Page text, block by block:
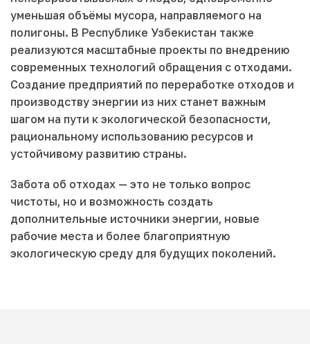
уменьшая объёмы мусора, направляемого на
полигоны. В Республике Узбекистан также
реализуются масштабные проекты по внедрению
современных технологий обращения с отходами.
Создание предприятий по переработке отходов и
производству энергии из них станет важным
шагом на пути к экологической безопасности,
рациональному использованию ресурсов и
устойчивому развитию страны.
Забота об отходах — это не только вопрос
чистоты, но и возможность создать
дополнительные источники энергии, новые
рабочие места и более благоприятную
экологическую среду для будущих поколений.